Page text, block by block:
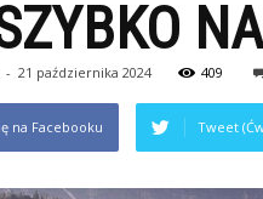
- 21 października 2024 409
na Facebooku Tweet